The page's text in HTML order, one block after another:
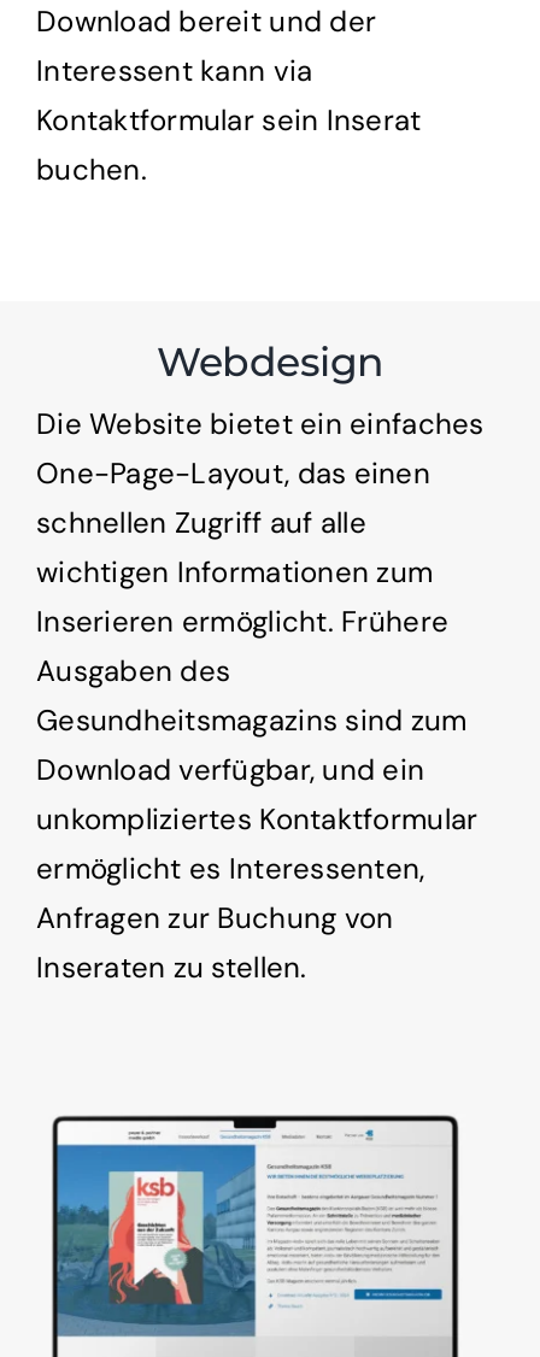
Download bereit und der
Interessent kann via
Kontaktformular sein Inserat
buchen.
Webdesign
Die Website bietet ein einfaches
One-Page-Layout, das einen
schnellen Zugriff auf alle
wichtigen Informationen zum
Inserieren ermöglicht. Frühere
Ausgaben des
Gesundheitsmagazins sind zum
Download verfügbar, und ein
unkompliziertes Kontaktformular
ermöglicht es Interessenten,
Anfragen zur Buchung von
Inseraten zu stellen.